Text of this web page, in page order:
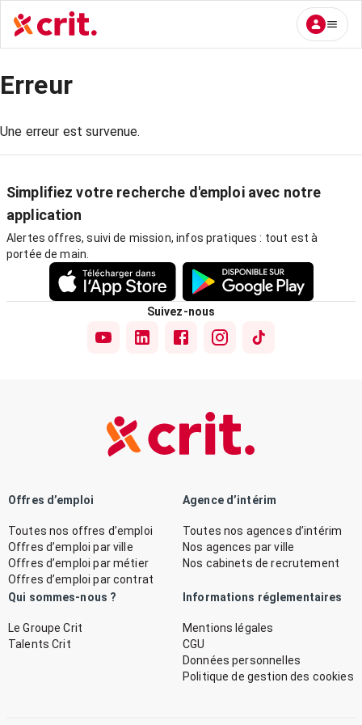
Erreur
Une erreur est survenue.
Simplifiez votre recherche d'emploi avec notre
application
Alertes offres, suivi de mission, infos pratiques : tout est à
portée de main.
Suivez-nous
Offres d’emploi
Toutes nos offres d’emploi
Offres d’emploi par ville
Offres d’emploi par métier
Offres d’emploi par contrat
Agence d’intérim
Toutes nos agences d’intérim
Nos agences par ville
Nos cabinets de recrutement
Qui sommes-nous ?
Le Groupe Crit
Talents Crit
Informations réglementaires
Mentions légales
CGU
Données personnelles
Politique de gestion des cookies